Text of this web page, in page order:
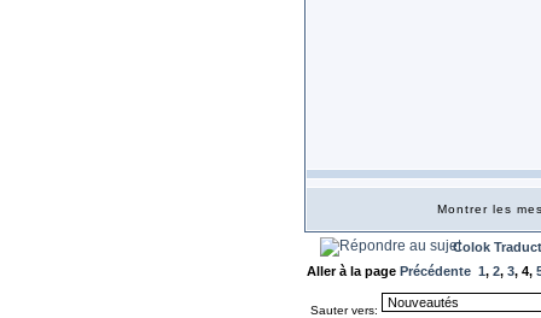
Montrer les
Colok
Aller à la page Précédente 1, 2, 3, 4,
Sauter vers: